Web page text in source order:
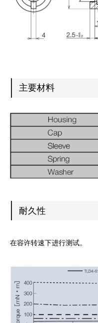
主要材料
耐久性
在容许转速下进行测试。